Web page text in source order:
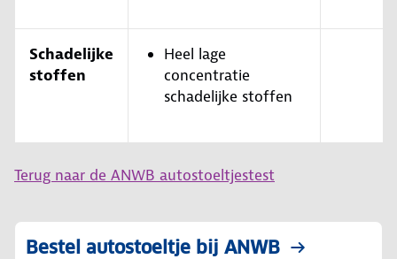
Schadelijke
stoffen
Heel lage
concentratie
schadelijke stoffen
Terug naar de ANWB autostoeltjestest
Bestel autostoeltje bij ANWB